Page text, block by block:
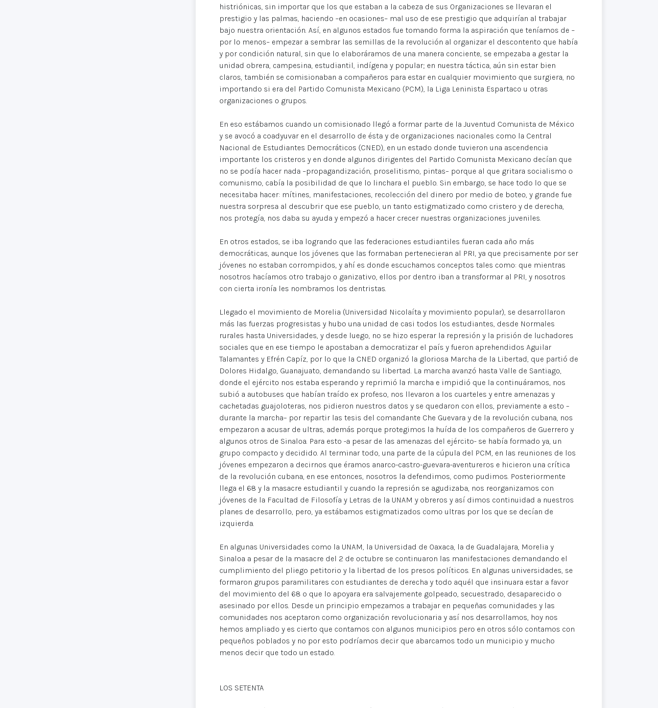
histriónicas, sin importar que los que estaban a la cabeza de sus Organizaciones se llevaran el
prestigio y las palmas, haciendo –en ocasiones– mal uso de ese prestigio que adquirían al trabajar
bajo nuestra orientación. Así, en algunos estados fue tomando forma la aspiración que teníamos de –
por lo menos– empezar a sembrar las semillas de la revolución al organizar el descontento que había
y por condición natural, sin que lo elaboráramos de una manera conciente, se empezaba a gestar la
unidad obrera, campesina, estudiantil, indígena y popular; en nuestra táctica, aún sin estar bien
claros, también se comisionaban a compañeros para estar en cualquier movimiento que surgiera, no
importando si era del Partido Comunista Mexicano (PCM), la Liga Leninista Espartaco u otras
organizaciones o grupos.
En eso estábamos cuando un comisionado llegó a formar parte de la Juventud Comunista de México
y se avocó a coadyuvar en el desarrollo de ésta y de organizaciones nacionales como la Central
Nacional de Estudiantes Democráticos (CNED), en un estado donde tuvieron una ascendencia
importante los cristeros y en donde algunos dirigentes del Partido Comunista Mexicano decían que
no se podía hacer nada –propagandización, proselitismo, pintas– porque al que gritara socialismo o
comunismo, cabía la posibilidad de que lo linchara el pueblo. Sin embargo, se hace todo lo que se
necesitaba hacer: mítines, manifestaciones, recolección del dinero por medio de boteo, y grande fue
nuestra sorpresa al descubrir que ese pueblo, un tanto estigmatizado como cristero y de derecha,
nos protegía, nos daba su ayuda y empezó a hacer crecer nuestras organizaciones juveniles.
En otros estados, se iba logrando que las federaciones estudiantiles fueran cada año más
democráticas, aunque los jóvenes que las formaban pertenecieran al PRI, ya que precisamente por ser
jóvenes no estaban corrompidos, y ahí es donde escuchamos conceptos tales como: que mientras
nosotros hacíamos otro trabajo o ganizativo, ellos por dentro iban a transformar al PRI, y nosotros
con cierta ironía les nombramos los dentristas.
Llegado el movimiento de Morelia (Universidad Nicolaíta y movimiento popular), se desarrollaron
más las fuerzas progresistas y hubo una unidad de casi todos los estudiantes, desde Normales
rurales hasta Universidades, y desde luego, no se hizo esperar la represión y la prisión de luchadores
sociales que en ese tiempo le apostaban a democratizar el país y fueron aprehendidos Aguilar
Talamantes y Efrén Capíz, por lo que la CNED organizó la gloriosa Marcha de la Libertad, que partió de
Dolores Hidalgo, Guanajuato, demandando su libertad. La marcha avanzó hasta Valle de Santiago,
donde el ejército nos estaba esperando y reprimió la marcha e impidió que la continuáramos, nos
subió a autobuses que habían traído ex profeso, nos llevaron a los cuarteles y entre amenazas y
cachetadas guajoloteras, nos pidieron nuestros datos y se quedaron con ellos, previamente a esto –
durante la marcha– por repartir las tesis del comandante Che Guevara y de la revolución cubana, nos
empezaron a acusar de ultras, además porque protegimos la huída de los compañeros de Guerrero y
algunos otros de Sinaloa. Para esto -a pesar de las amenazas del ejército- se había formado ya, un
grupo compacto y decidido. Al terminar todo, una parte de la cúpula del PCM, en las reuniones de los
jóvenes empezaron a decirnos que éramos anarco-castro-guevara-aventureros e hicieron una crítica
de la revolución cubana, en ese entonces, nosotros la defendimos, como pudimos. Posteriormente
llega el 68 y la masacre estudiantil y cuando la represión se agudizaba, nos reorganizamos con
jóvenes de la Facultad de Filosofía y Letras de la UNAM y obreros y así dimos continuidad a nuestros
planes de desarrollo, pero, ya estábamos estigmatizados como ultras por los que se decían de
izquierda.
En algunas Universidades como la UNAM, la Universidad de Oaxaca, la de Guadalajara, Morelia y
Sinaloa a pesar de la masacre del 2 de octubre se continuaron las manifestaciones demandando el
cumplimiento del pliego petitorio y la libertad de los presos políticos. En algunas universidades, se
formaron grupos paramilitares con estudiantes de derecha y todo aquél que insinuara estar a favor
del movimiento del 68 o que lo apoyara era salvajemente golpeado, secuestrado, desaparecido o
asesinado por ellos. Desde un principio empezamos a trabajar en pequeñas comunidades y las
comunidades nos aceptaron como organización revolucionaria y así nos desarrollamos, hoy nos
hemos ampliado y es cierto que contamos con algunos municipios pero en otros sólo contamos con
pequeños poblados y no por esto podríamos decir que abarcamos todo un municipio y mucho
menos decir que todo un estado.
LOS SETENTA